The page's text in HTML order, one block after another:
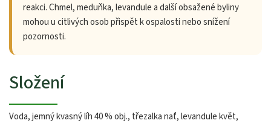
reakci. Chmel, meduňka, levandule a další obsažené byliny
mohou u citlivých osob přispět k ospalosti nebo snížení
pozornosti.
Složení
Voda, jemný kvasný líh 40 % obj., třezalka nať, levandule květ,